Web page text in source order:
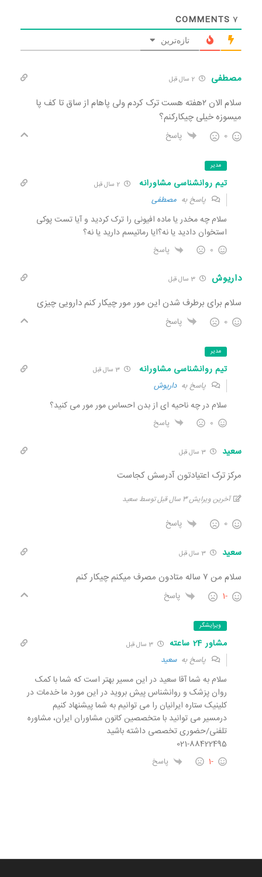
7
COMMENTS
تازه‌ترین
مصطفی 2 سال قبل
سلام الان ۲هفته هست ترک کردم ولی پاهام از ساق تا کف پا
میسوزه خیلی چیکارکنم؟
0 پاسخ
مدیر
تیم روانشناسی مشاورانه
پاسخ به مصطفی
سلام چه مخدر یا ماده افیونی را ترک کردید و آیا تست پوکی
استخوان دادید یا نه؟ایا رماتیسم دارید یا نه؟
0 پاسخ
داریوش
سلام برای برطرف شدن این مور مور چیکار کنم دارویی چیزی
0 پاسخ
مدیر
تیم روانشناسی مشاورانه
پاسخ بهداریوش
سلام در چه ناحیه ای از بدن احساس مور مور می کنید؟
0 پاسخ
سعید 3 سال قبل
مرکز ترک اعتیادتون آدرسش کجاست
آخرین ویرایش 3 سال قبل توسط سعید
0 پاسخ
سعید 3 سال قبل
سلام من ۷ ساله متادون مصرف میکنم چیکار کنم
-1 پاسخ
ویرایشگر
مشاور 24 ساعته 3 سال قبل
پاسخ بهسعید
سلام به شما آقا سعید در این مسیر بهتر است که شما با کمک
روان پزشک و روانشناس پیش بروید در این مورد ما خدمات در
کلینیک ستاره ایرانیان را می توانیم به شما پیشنهاد کنیم
درمسیر می توانید با متخصصین کانون مشاوران ایران، مشاوره
تلفنی/حضوری تخصصی داشته باشید
021-88422495
-1 پاسخ